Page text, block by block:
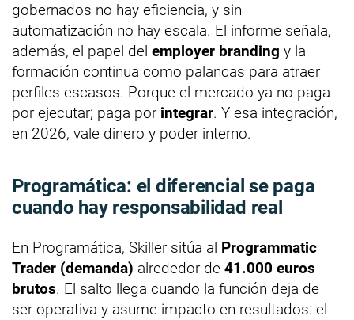
gobernados no hay eficiencia, y sin
automatización no hay escala. El informe señala,
además, el papel del employer branding y la
formación continua como palancas para atraer
perfiles escasos. Porque el mercado ya no paga
por ejecutar; paga por integrar. Y esa integración,
en 2026, vale dinero y poder interno.
Programática: el diferencial se paga
cuando hay responsabilidad real
En Programática, Skiller sitúa al Programmatic
Trader (demanda) alrededor de 41.000 euros
brutos. El salto llega cuando la función deja de
ser operativa y asume impacto en resultados: el